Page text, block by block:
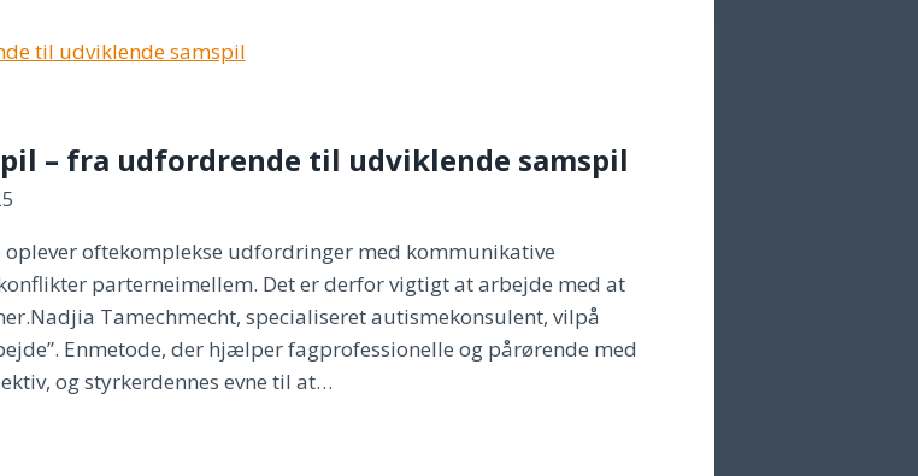
– fra udfordrende til udviklende samspil
oftekomplekse udfordringer med kommunikative
parterneimellem. Det er derfor vigtigt at arbejde med at
Tamechmecht, specialiseret autismekonsulent, vilpå
Enmetode, der hjælper fagprofessionelle og pårørende med
og styrkerdennes evne til at…